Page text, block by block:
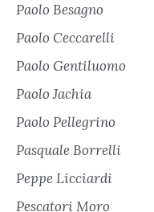
Paolo Besagno
Paolo Ceccarelli
Paolo Gentiluomo
Paolo Jachia
Paolo Pellegrino
Pasquale Borrelli
Peppe Licciardi
Pescatori Moro